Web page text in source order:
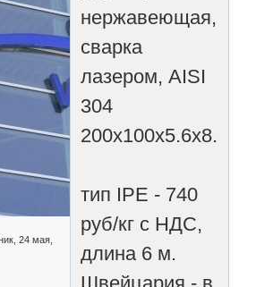
24 мая,
нержавеющая,
сварка
лазером, AISI
304
200х100х5.6х8.5
тип IPE - 740
руб/кг с НДС,
длина 6 м.